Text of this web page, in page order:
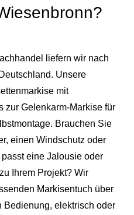
liefern wir nach
Unsere
mit
zur Gelenkarm-Markise für
Brauchen Sie
einen Windschutz oder
eine Jalousie oder
Ihrem Projekt? Wir
Markisentuch über
Bedienung, elektrisch oder